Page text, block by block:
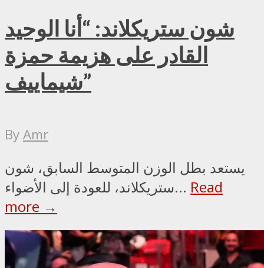
شون ستريكلاند: “أنا الوحيد
القادر على هزيمة حمزة
شيماييف”
ByAmr
يستعد بطل الوزن المتوسط السابق، شون
ستريكلاند، للعودة إلى الأضواء... Read
more →